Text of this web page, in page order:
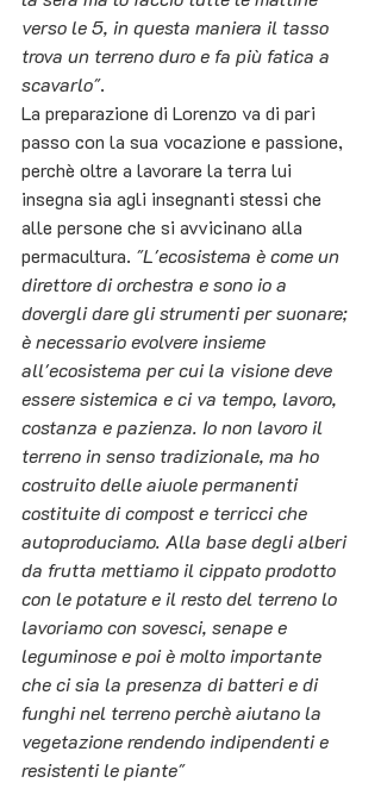
verso le 5, in questa maniera il tasso
trova un terreno duro e fa più fatica a
scavarlo".
La preparazione di Lorenzo va di pari
passo con la sua vocazione e passione,
perchè oltre a lavorare la terra lui
insegna sia agli insegnanti stessi che
alle persone che si avvicinano alla
permacultura. "L'ecosistema è come un
direttore di orchestra e sono io a
dovergli dare gli strumenti per suonare;
è necessario evolvere insieme
all'ecosistema per cui la visione deve
essere sistemica e ci va tempo, lavoro,
costanza e pazienza. Io non lavoro il
terreno in senso tradizionale, ma ho
costruito delle aiuole permanenti
costituite di compost e terricci che
autoproduciamo. Alla base degli alberi
da frutta mettiamo il cippato prodotto
con le potature e il resto del terreno lo
lavoriamo con sovesci, senape e
leguminose e poi è molto importante
che ci sia la presenza di batteri e di
funghi nel terreno perchè aiutano la
vegetazione rendendo indipendenti e
resistenti le piante"